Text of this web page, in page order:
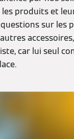
les produits et
sur les
car lui seul